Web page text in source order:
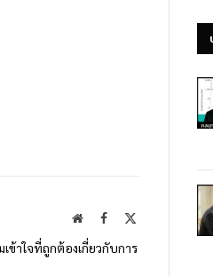
WebsiteFacebook
ข้าใจที่ถูกต้องเกี่ยวกับการ